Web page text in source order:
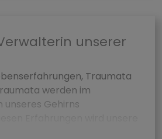
unserer
Traumata
werden im
unseres Gehirns